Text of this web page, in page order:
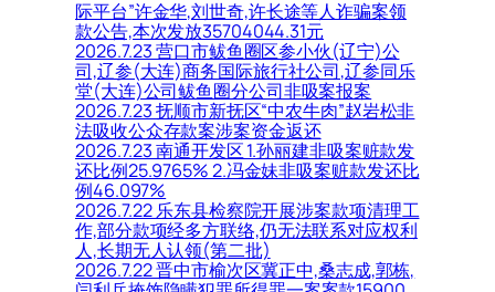
际平台”许金华,刘世奇,许长途等人诈骗案领
款公告,本次发放35704044.31元
2026.7.23 营口市鲅鱼圈区参小伙(辽宁)公
司,辽参(大连)商务国际旅行社公司,辽参同乐
堂(大连)公司鲅鱼圈分公司非吸案报案
2026.7.23 抚顺市新抚区“中农牛肉”赵岩松非
法吸收公众存款案涉案资金返还
2026.7.23 南通开发区 1.孙丽建非吸案赃款发
还比例25.9765% 2.冯金妹非吸案赃款发还比
例46.097%
2026.7.22 乐东县检察院开展涉案款项清理工
作,部分款项经多方联络,仍无法联系对应权利
人,长期无人认领(第二批)
2026.7.22 晋中市榆次区冀正中,桑志成,郭栋,